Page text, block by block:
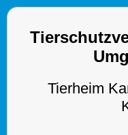
Tierheim